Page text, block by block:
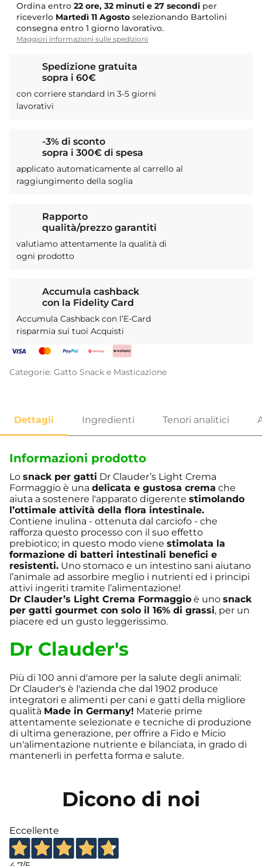
Ordina entro 22 ore, 32 minuti e 27 secondi per
riceverlo Martedì 11 Agosto selezionando Bartolini
consegna entro 1 giorno lavorativo.
Maggiori informazioni sulle spedizioni
Spedizione gratuita
sopra i 60€
con corriere standard in 3-5 giorni
lavorativi
-3% di sconto
sopra i 300€ di spesa
applicato automaticamente al carrello al
raggiungimento della soglia
Rapporto
qualità/prezzo garantiti
valutiamo attentamente la qualità di
ogni prodotto
Accumula cashback
con la Fidelity Card
Accumula Cashback con l’E-Card
risparmia sui tuoi Acquisti
Categorie: Gatto Snack e Masticazione
Informazioni prodotto
Lo snack per gatti Dr Clauder’s Light Crema
Formaggio è una delicata e gustosa crema che
aiuta a sostenere l'apparato digerente stimolando
l’ottimale attività della flora intestinale.
Contiene inulina - ottenuta dal carciofo - che
rafforza questo processo con il suo effetto
prebiotico; in questo modo viene stimolata la
formazione di batteri intestinali benefici e
resistenti. Uno stomaco e un intestino sani aiutano
l’animale ad assorbire meglio i nutrienti ed i principi
attivi ingeriti tramite l’alimentazione!
Dr Clauder’s Light Crema Formaggio è uno snack
per gatti gourmet con solo il 16% di grassi, per un
piacere ed un gusto leggerissimo.
Dr Clauder's
Più di 100 anni d'amore per la salute degli animali:
Dr Clauder's è l'azienda che dal 1902 produce
integratori e alimenti per cani e gatti della migliore
qualità Made in Germany! Materie prime
attentamente selezionate e tecniche di produzione
di ultima generazione, per offrire a Fido e Micio
un'alimentazione nutriente e bilanciata, in grado di
mantenerli in perfetta forma e salute.
Dicono di noi
Eccellente